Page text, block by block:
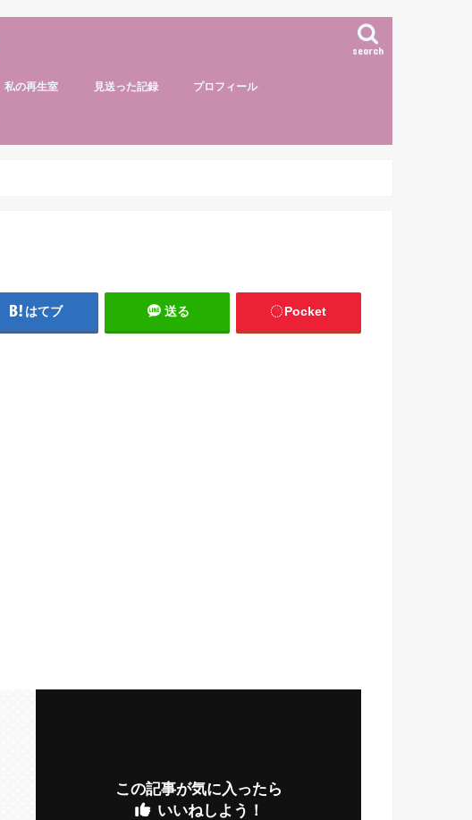
search
私の再生室 見送った記録 プロフィール
はてブ 送る Pocket
この記事が気に入ったら
いいねしよう！